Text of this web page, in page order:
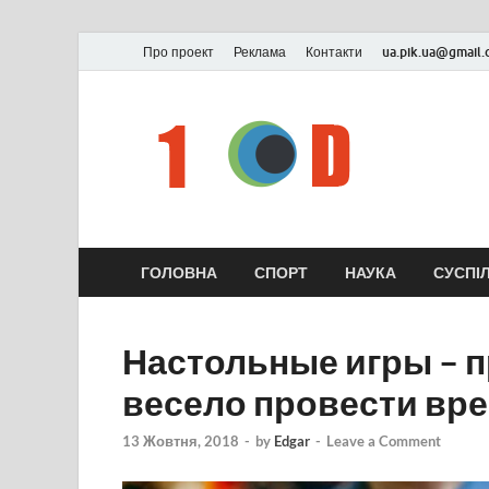
Про проект Реклама Контакти
ГОЛОВНА СПОРТ НАУКА
Настольные игры –
весело провести
13 Жовтня, 2018 - by Edgar - Leave a Comment